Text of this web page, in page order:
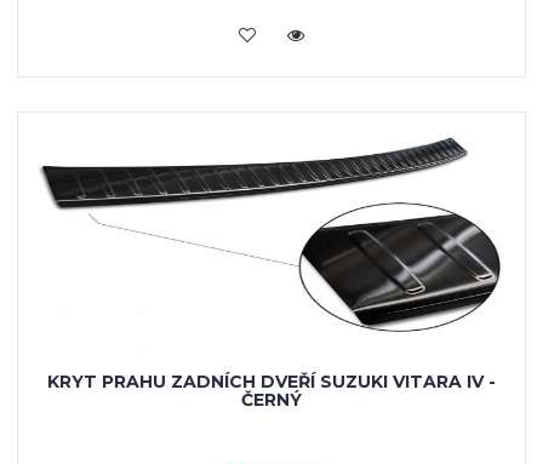
KOUPIT
KRYT PRAHU ZADNÍCH DVEŘÍ SUZUKI VITARA IV -
ČERNÝ